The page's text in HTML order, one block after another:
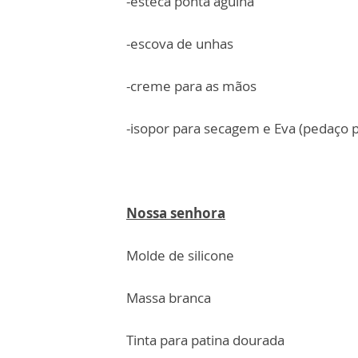
-escova de unhas
-creme para as mãos
-isopor para secagem e Eva (pedaço
Nossa senhora
Molde de silicone
Massa branca
Tinta para patina dourada